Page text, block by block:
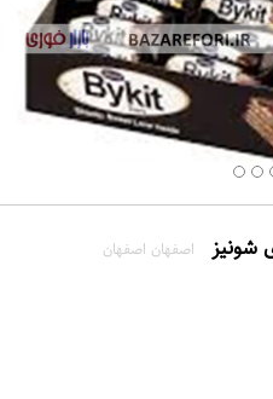
اصفهان اصفهان